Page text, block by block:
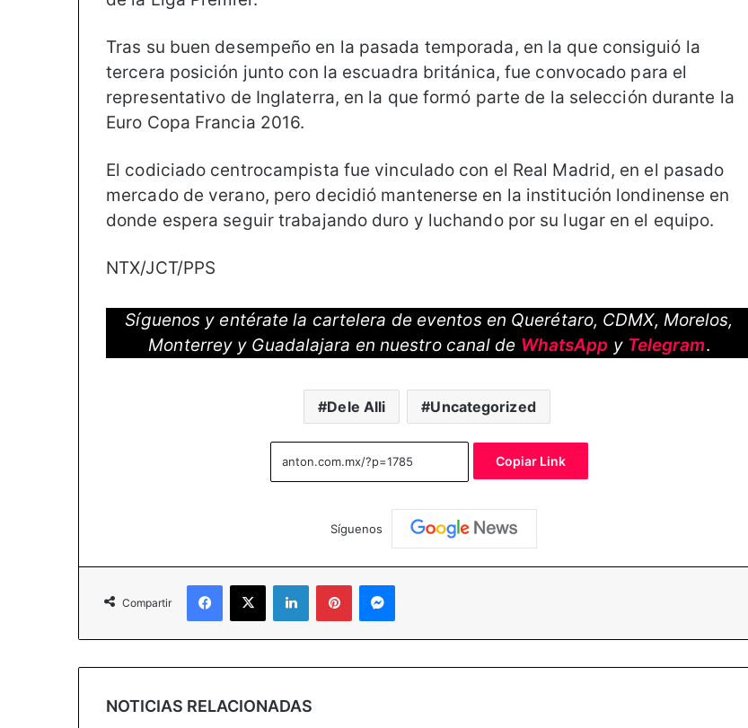
Tras su buen desempeño en la pasada temporada, en la que consiguió la
tercera posición junto con la escuadra británica, fue convocado para el
representativo de Inglaterra, en la que formó parte de la selección durante la
Euro Copa Francia 2016.
El codiciado centrocampista fue vinculado con el Real Madrid, en el pasado
mercado de verano, pero decidió mantenerse en la institución londinense en
donde espera seguir trabajando duro y luchando por su lugar en el equipo.
NTX/JCT/PPS
Síguenos y entérate la cartelera de eventos en Querétaro, CDMX, Morelos,
Monterrey y Guadalajara en nuestro canal de WhatsApp y Telegram.
Dele Alli Uncategorized
Copiar Link
Síguenos
Compartir
NOTICIAS RELACIONADAS